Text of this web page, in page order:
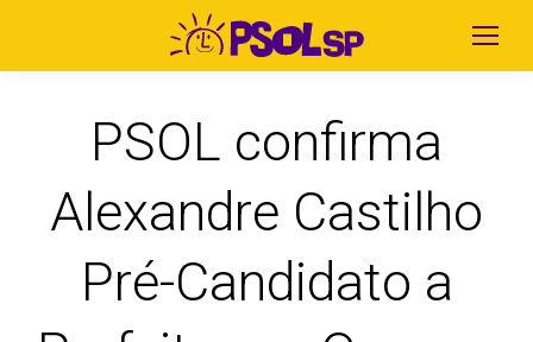
PSOL confirma
Alexandre Castilho
Pré-Candidato a